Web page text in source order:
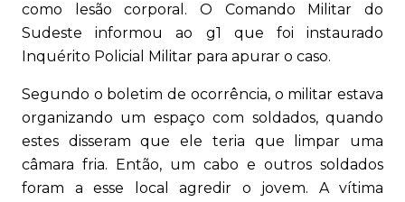
como lesão corporal. O Comando Militar do
Sudeste informou ao g1 que foi instaurado
Inquérito Policial Militar para apurar o caso.
Segundo o boletim de ocorrência, o militar estava
organizando um espaço com soldados, quando
estes disseram que ele teria que limpar uma
câmara fria. Então, um cabo e outros soldados
foram a esse local agredir o jovem. A vítima